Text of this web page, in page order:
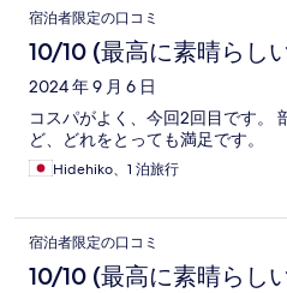
宿泊者限定の口コミ
10/10 (最高に素晴らし
2024 年 9 月 6 日
コスパがよく、今回2回目です。
ど、どれをとっても満足です。
Hidehiko、1 泊旅行
宿泊者限定の口コミ
10/10 (最高に素晴らし